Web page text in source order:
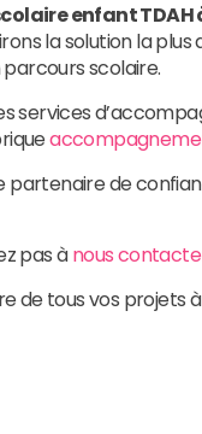
enfant TDAH
la solution la
scolaire.
services
partenaire de
pas ànous
de tous vos projets